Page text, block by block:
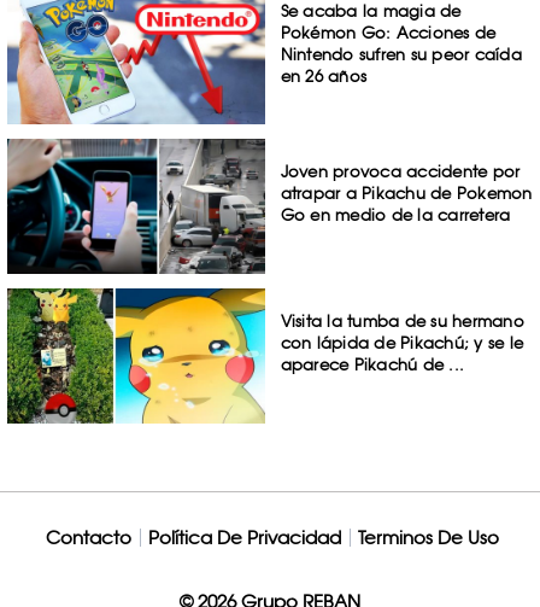
Se acaba la magia de
Pokémon Go: Acciones de
Nintendo sufren su peor caída
en 26 años
Joven provoca accidente por
atrapar a Pikachu de Pokemon
Go en medio de la carretera
Visita la tumba de su hermano
con lápida de Pikachú; y se le
aparece Pikachú de ...
Contacto Política De Privacidad Terminos De Uso
© 2026 Grupo REBAN